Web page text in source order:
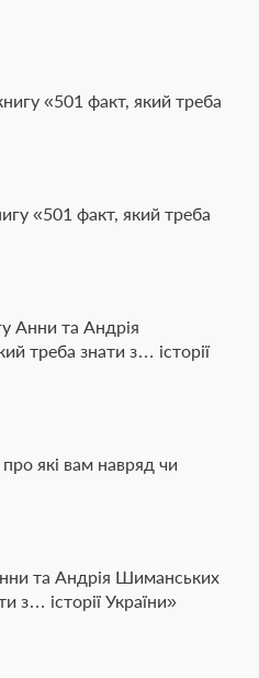
«501 факт, який треба
«501 факт, який треба
Анни та Андрія
треба знати з… історії
про які вам навряд чи
та Андрія Шиманських
з… історії України»